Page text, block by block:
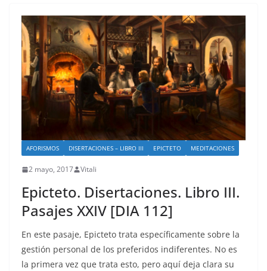
AFORISMOS DISERTACIONES – LIBRO III EPICTETO MEDITACIONES
2 mayo, 2017 Vitali
Epicteto. Disertaciones. Libro III.
Pasajes XXIV [DIA 112]
En este pasaje, Epicteto trata específicamente sobre la
gestión personal de los preferidos indiferentes. No es
la primera vez que trata esto, pero aquí deja clara su